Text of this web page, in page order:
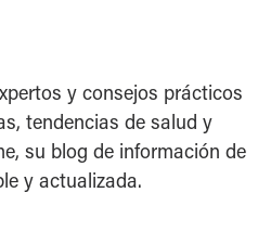
y consejos prácticos
tendencias de salud y
su blog de información de
y actualizada.